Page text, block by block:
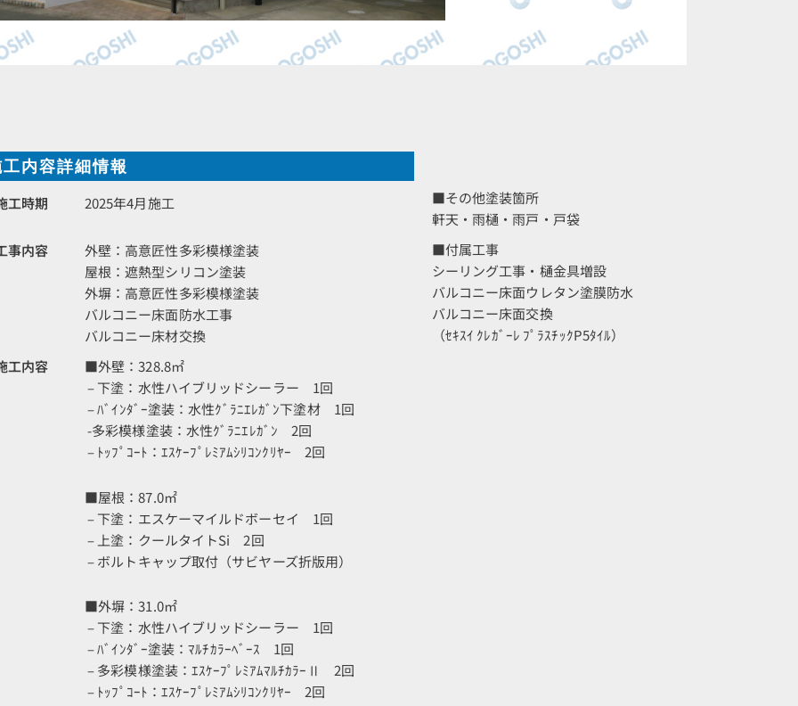
内容詳細情報
工時期
2025年4月施工
事内容
外壁：高意匠性多彩模様塗装
屋根：遮熱型シリコン塗装
外塀：高意匠性多彩模様塗装
バルコニー床面防水工事
バルコニー床材交換
工内容
■外壁：328.8㎡
– 下塗：水性ハイブリッドシーラー 1回
– ﾊﾞｲﾝﾀﾞｰ塗装：水性ｸﾞﾗﾆｴﾚｶﾞﾝ下塗材 1回
-多彩模様塗装：水性ｸﾞﾗﾆｴﾚｶﾞﾝ 2回
– ﾄｯﾌﾟｺｰﾄ：ｴｽｹｰﾌﾟﾚﾐｱﾑｼﾘｺﾝｸﾘﾔｰ 2回
■屋根：87.0㎡
– 下塗：エスケーマイルドボーセイ 1回
– 上塗：クールタイトSi 2回
– ボルトキャップ取付（サビヤーズ折版用）
■外塀：31.0㎡
– 下塗：水性ハイブリッドシーラー 1回
– ﾊﾞｲﾝﾀﾞｰ塗装：ﾏﾙﾁｶﾗｰﾍﾞｰｽ 1回
– 多彩模様塗装：ｴｽｹｰﾌﾟﾚﾐｱﾑﾏﾙﾁｶﾗｰⅡ 2回
– ﾄｯﾌﾟｺｰﾄ：ｴｽｹｰﾌﾟﾚﾐｱﾑｼﾘｺﾝｸﾘﾔｰ 2回
■その他塗装箇所
軒天・雨樋・雨戸・戸袋
■付属工事
シーリング工事・樋金具増設
バルコニー床面ウレタン塗膜防水
バルコニー床面交換
（ｾｷｽｲ ｸﾚｶﾞｰﾚ ﾌﾟﾗｽﾁｯｸP5ﾀｲﾙ）